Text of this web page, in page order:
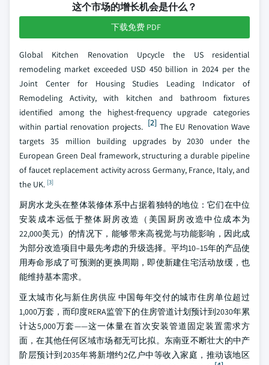
这个市场的增长机会是什么？
下载免费 PDF
Global Kitchen Renovation Upcycle the US residential
remodeling market exceeded USD 450 billion in 2024 per the
Joint Center for Housing Studies Leading Indicator of
Remodeling Activity, with kitchen and bathroom fixtures
identified among the highest-frequency upgrade categories
within partial renovation projects. [2] The EU Renovation Wave
targets 35 million building upgrades by 2030 under the
European Green Deal framework, structuring a durable pipeline
of faucet replacement activity across Germany, France, Italy, and
the UK. [3]
厨房水龙头在整体装修体系中占据着独特的地位：它们在中位
安装成本远低于整体厨房改造（美国厨房改造中位成本为
22,000美元）的情况下，能够带来高视觉与功能影响，因此成
为部分改造项目中最先考虑的升级选择。平均10–15年的产品使
用寿命形成了可预测的更换周期，即使新建住宅活动放缓，也
能维持基本需求。
亚太城市化与新住房供应 中国每年交付的城市住房单位超过
1,000万套，而印度RERA监管下的住房管道计划预计到2030年累
计达5,000万套——这一体量在首次安装管道固定装置需求方
面，在其他任何区域市场都无可比拟。东南亚不断壮大的中产
阶层预计到2035年将新增约2亿户中等收入家庭，推动该地区